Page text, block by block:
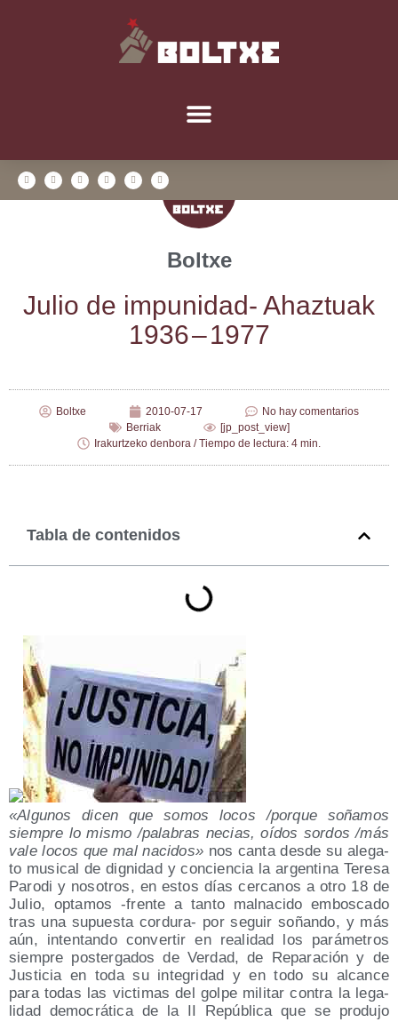
Boltxe
Julio de impu­ni­dad- Ahaz­tuak
1936 – 1977
Boltxe 2010-07-17
No hay comentarios
Berriak
[jp_post_view]
Irakurtzeko denbora / Tiempo de lectura: 4 min.
Tabla de contenidos
«Algu­nos dicen que somos locos /​por­que soña­mos
siem­pre lo mis­mo /​pala­bras necias, oídos sor­dos /​más
vale locos que mal naci­dos» nos can­ta des­de su ale­ga­
to musi­cal de dig­ni­dad y con­cien­cia la argen­ti­na Tere­sa
Paro­di y noso­tros, en estos días cer­ca­nos a otro 18 de
Julio, opta­mos ‑fren­te a tan­to malna­ci­do embos­ca­do
tras una supues­ta cor­du­ra- por seguir soñan­do, y más
aún, inten­tan­do con­ver­tir en reali­dad los pará­me­tros
siem­pre pos­ter­ga­dos de Ver­dad, de Repa­ra­ción y de
Jus­ti­cia en toda su inte­gri­dad y en todo su alcan­ce
para todas las vic­ti­mas del gol­pe mili­tar con­tra la lega­
li­dad demo­crá­ti­ca de la II Repú­bli­ca que se pro­du­jo